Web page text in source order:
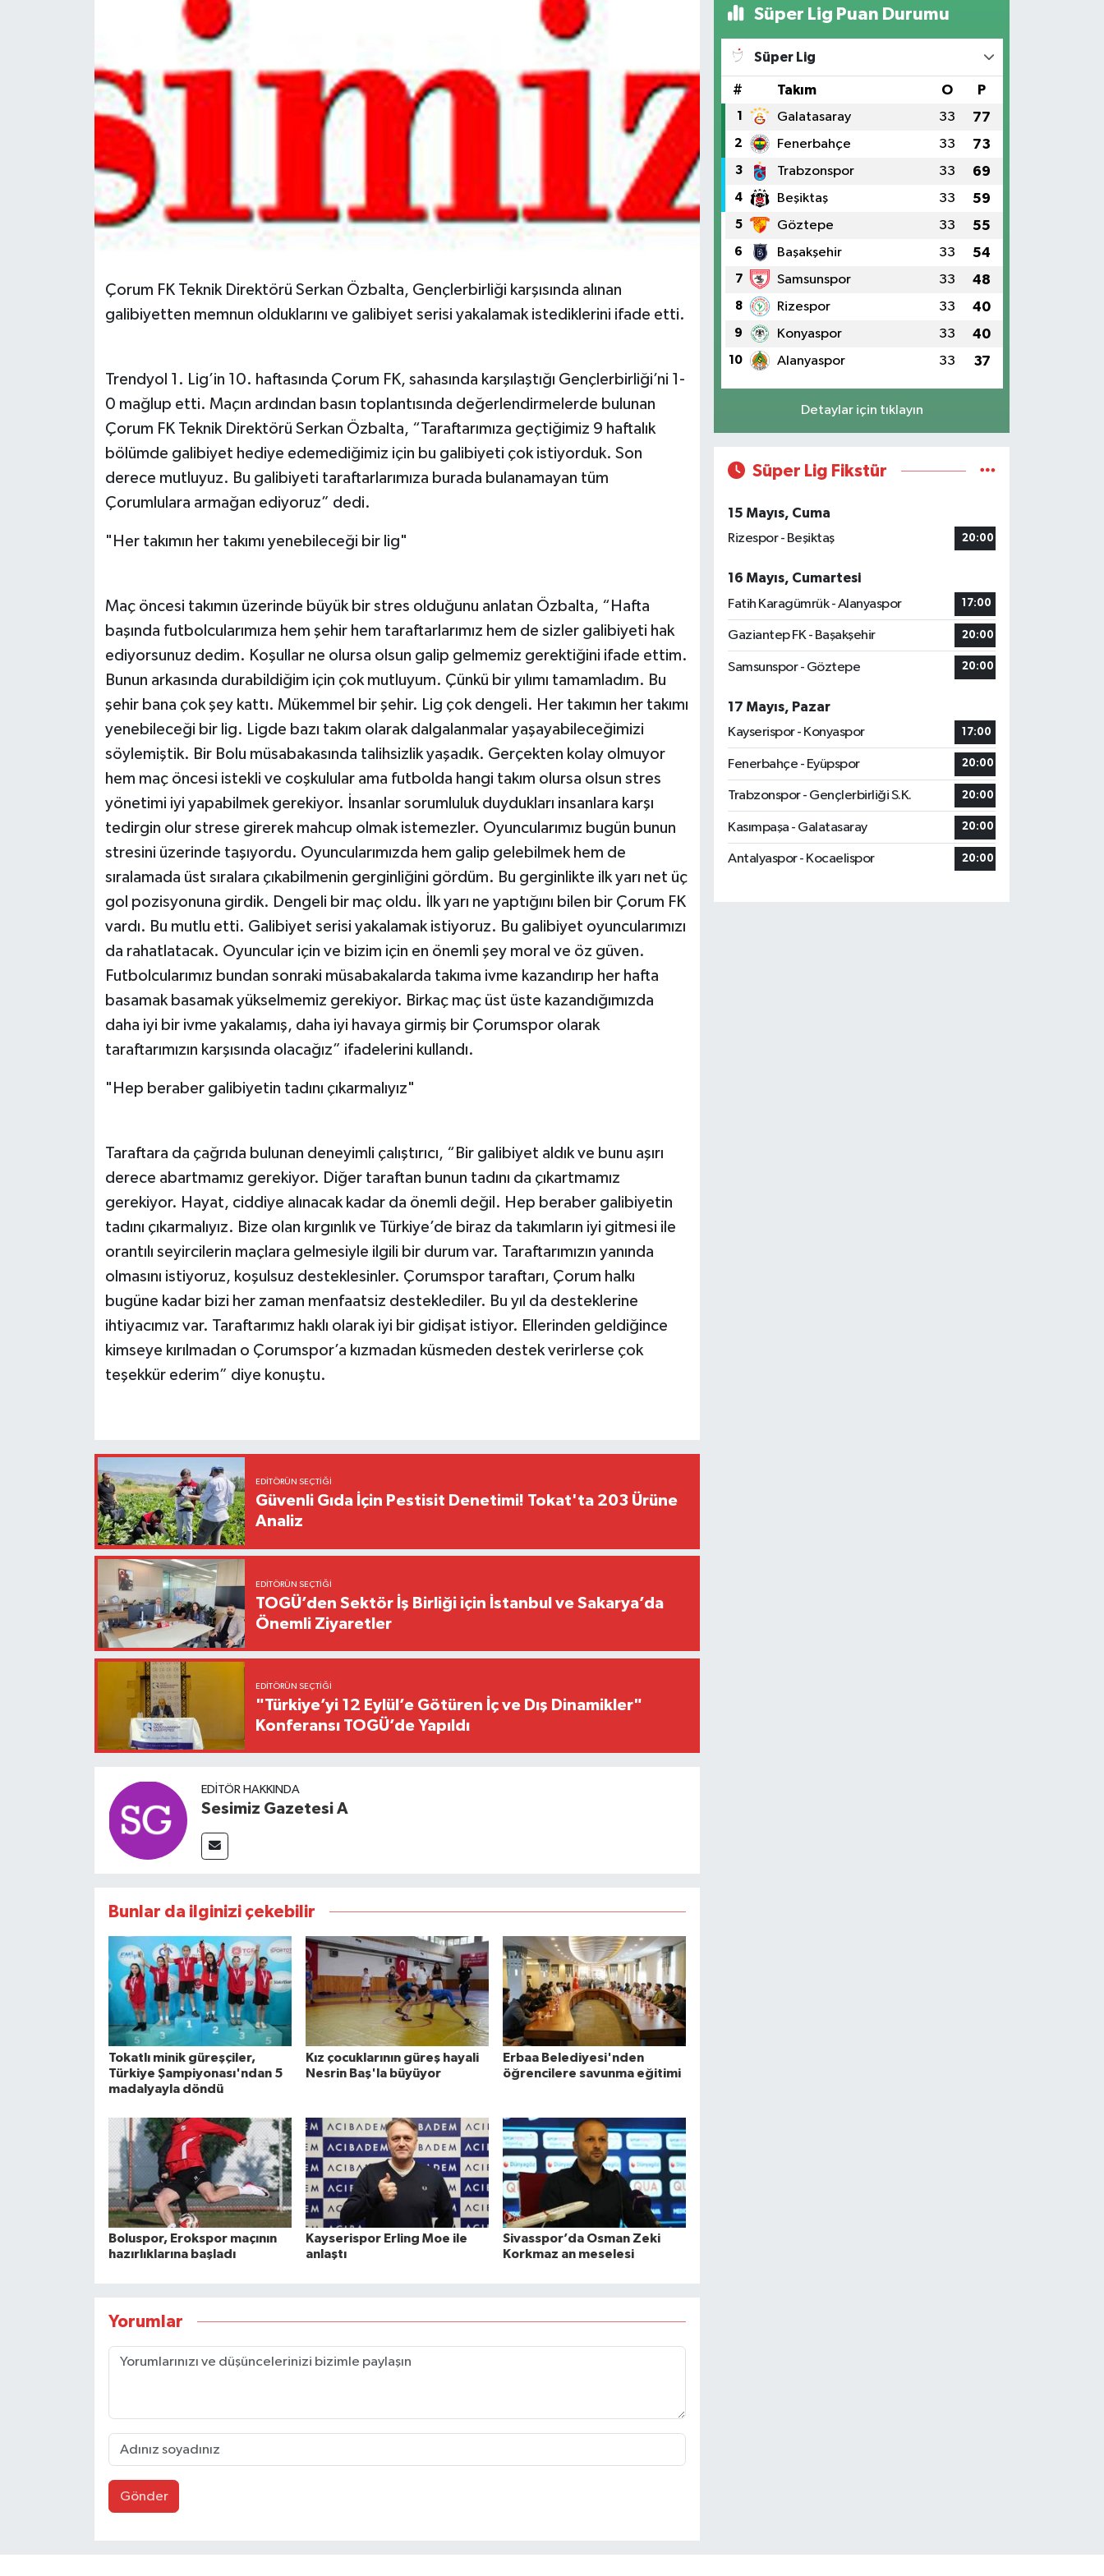
Çorum FK Teknik Direktörü Serkan Özbalta, Gençlerbirliği karşısında alınan
galibiyetten memnun olduklarını ve galibiyet serisi yakalamak istediklerini ifade etti.
Trendyol 1. Lig’in 10. haftasında Çorum FK, sahasında karşılaştığı Gençlerbirliği’ni 1-
0 mağlup etti. Maçın ardından basın toplantısında değerlendirmelerde bulunan
Çorum FK Teknik Direktörü Serkan Özbalta, “Taraftarımıza geçtiğimiz 9 haftalık
bölümde galibiyet hediye edemediğimiz için bu galibiyeti çok istiyorduk. Son
derece mutluyuz. Bu galibiyeti taraftarlarımıza burada bulanamayan tüm
Çorumlulara armağan ediyoruz” dedi.
"Her takımın her takımı yenebileceği bir lig"
Maç öncesi takımın üzerinde büyük bir stres olduğunu anlatan Özbalta, “Hafta
başında futbolcularımıza hem şehir hem taraftarlarımız hem de sizler galibiyeti hak
ediyorsunuz dedim. Koşullar ne olursa olsun galip gelmemiz gerektiğini ifade ettim.
Bunun arkasında durabildiğim için çok mutluyum. Çünkü bir yılımı tamamladım. Bu
şehir bana çok şey kattı. Mükemmel bir şehir. Lig çok dengeli. Her takımın her takımı
yenebileceği bir lig. Ligde bazı takım olarak dalgalanmalar yaşayabileceğimizi
söylemiştik. Bir Bolu müsabakasında talihsizlik yaşadık. Gerçekten kolay olmuyor
hem maç öncesi istekli ve coşkulular ama futbolda hangi takım olursa olsun stres
yönetimi iyi yapabilmek gerekiyor. İnsanlar sorumluluk duydukları insanlara karşı
tedirgin olur strese girerek mahcup olmak istemezler. Oyuncularımız bugün bunun
stresini üzerinde taşıyordu. Oyuncularımızda hem galip gelebilmek hem de
sıralamada üst sıralara çıkabilmenin gerginliğini gördüm. Bu gerginlikte ilk yarı net üç
gol pozisyonuna girdik. Dengeli bir maç oldu. İlk yarı ne yaptığını bilen bir Çorum FK
vardı. Bu mutlu etti. Galibiyet serisi yakalamak istiyoruz. Bu galibiyet oyuncularımızı
da rahatlatacak. Oyuncular için ve bizim için en önemli şey moral ve öz güven.
Futbolcularımız bundan sonraki müsabakalarda takıma ivme kazandırıp her hafta
basamak basamak yükselmemiz gerekiyor. Birkaç maç üst üste kazandığımızda
daha iyi bir ivme yakalamış, daha iyi havaya girmiş bir Çorumspor olarak
taraftarımızın karşısında olacağız” ifadelerini kullandı.
"Hep beraber galibiyetin tadını çıkarmalıyız"
Taraftara da çağrıda bulunan deneyimli çalıştırıcı, “Bir galibiyet aldık ve bunu aşırı
derece abartmamız gerekiyor. Diğer taraftan bunun tadını da çıkartmamız
gerekiyor. Hayat, ciddiye alınacak kadar da önemli değil. Hep beraber galibiyetin
tadını çıkarmalıyız. Bize olan kırgınlık ve Türkiye’de biraz da takımların iyi gitmesi ile
orantılı seyircilerin maçlara gelmesiyle ilgili bir durum var. Taraftarımızın yanında
olmasını istiyoruz, koşulsuz desteklesinler. Çorumspor taraftarı, Çorum halkı
bugüne kadar bizi her zaman menfaatsiz desteklediler. Bu yıl da desteklerine
ihtiyacımız var. Taraftarımız haklı olarak iyi bir gidişat istiyor. Ellerinden geldiğince
kimseye kırılmadan o Çorumspor’a kızmadan küsmeden destek verirlerse çok
teşekkür ederim” diye konuştu.
EDITÖRÜN SEÇTIĞI
Güvenli Gıda İçin Pestisit Denetimi! Tokat'ta 203 Ürüne
Analiz
EDITÖRÜN SEÇTIĞI
TOGÜ’den Sektör İş Birliği için İstanbul ve Sakarya’da
Önemli Ziyaretler
EDITÖRÜN SEÇTIĞI
"Türkiye’yi 12 Eylül’e Götüren İç ve Dış Dinamikler"
Konferansı TOGÜ’de Yapıldı
EDITÖR HAKKINDA
Sesimiz Gazetesi A
Bunlar da ilginizi çekebilir
Tokatlı minik güreşçiler,
Türkiye Şampiyonası'ndan 5
madalyayla döndü
Kız çocuklarının güreş hayali
Nesrin Baş'la büyüyor
Erbaa Belediyesi'nden
öğrencilere savunma eğitimi
Boluspor, Erokspor maçının
hazırlıklarına başladı
Kayserispor Erling Moe ile
anlaştı
Sivasspor’da Osman Zeki
Korkmaz an meselesi
Yorumlar
Gönder
Süper Lig Puan Durumu
Süper Lig
# Takım O P
1 Galatasaray 33 77
2 Fenerbahçe 33 73
3 Trabzonspor 33 69
4 Beşiktaş 33 59
5 Göztepe 33 55
6 Başakşehir 33 54
7 Samsunspor 33 48
8 Rizespor 33 40
9 Konyaspor 33 40
10 Alanyaspor 33 37
Detaylar için tıklayın
Süper Lig Fikstür
15 Mayıs, Cuma
Rizespor - Beşiktaş
20:00
16 Mayıs, Cumartesi
Fatih Karagümrük - Alanyaspor
17:00
Gaziantep FK - Başakşehir 20:00
Samsunspor - Göztepe 20:00
17 Mayıs, Pazar
Kayserispor - Konyaspor
17:00
Fenerbahçe - Eyüpspor 20:00
Trabzonspor - Gençlerbirliği S.K. 20:00
Kasımpaşa - Galatasaray 20:00
Antalyaspor - Kocaelispor 20:00
Teknoloji
Tokat Haberleri